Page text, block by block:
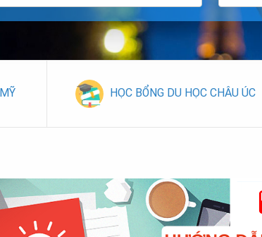
HỌC BỔNG DU HỌC CHÂU ÚC